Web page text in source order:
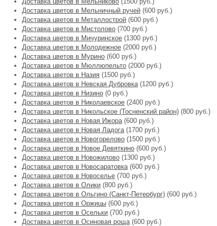
Доставка цветов в Мельничный ручей (600 руб.)
Доставка цветов в Металлострой (600 руб.)
Доставка цветов в Мистолово (700 руб.)
Доставка цветов в Мичуринское (1300 руб.)
Доставка цветов в Молодежное (2000 руб.)
Доставка цветов в Мурино (600 руб.)
Доставка цветов в Мюллюпельто (2000 руб.)
Доставка цветов в Назия (1500 руб.)
Доставка цветов в Невская Дубровка(1200 руб.)
Доставка цветов в Низино (0 руб.)
Доставка цветов в Николаевское (2400 руб.)
Доставка цветов в Никольское (Тосненский район) (800 руб.)
Доставка цветов в Новая Ижора(600 руб.)
Доставка цветов в Новая Ладога(1700 руб.)
Доставка цветов в Новогорелово (1500 руб.)
Доставка цветов в Новое Девяткино (600 руб.)
Доставка цветов в Новожилово (1300 руб.)
Доставка цветов в Новосаратовка(600 руб.)
Доставка цветов в Новоселье (700 руб.)
Доставка цветов в Олики (800 руб.)
Доставка цветов в Ольгино (Санкт-Петербург) (600 руб.)
Доставка цветов в Оржицы (600 руб.)
Доставка цветов в Осельки (700 руб.)
Доставка цветов в Осиновая роща(600 руб.)